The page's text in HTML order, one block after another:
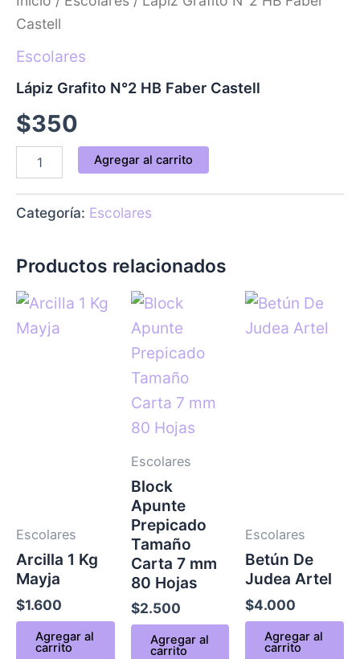
Castell
Escolares
Lápiz Grafito N°2 HB Faber Castell
$350
Faber
Castell
Agregar al carrito
Categoría: Escolares
Productos relacionados
Escolares
Arcilla 1 Kg
Mayja
$1.600
Agregar al
carrito
Escolares
Block
Apunte
Prepicado
Tamaño
Carta 7 mm
80 Hojas
$2.500
Agregar al
carrito
Escolares
Betún De
Judea Artel
$4.000
Agregar al
carrito